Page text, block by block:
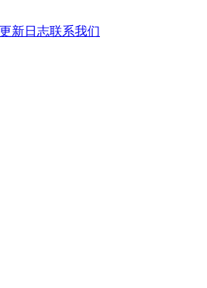
更新日志联系我们